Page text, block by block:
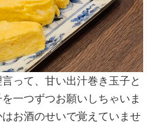
って、甘い出汁巻き玉子と
一つずつお願いしちゃいま
お酒のせいで覚えていませ